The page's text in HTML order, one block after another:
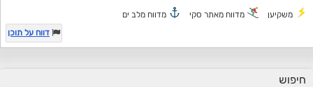
משקיען מדווח מאתר סקי
מדווח מלב ים
דווח על תוכן
חיפוש